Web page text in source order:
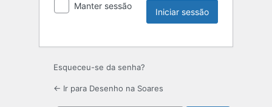
Manter sessão
Esqueceu-se da senha?
← Ir para Desenho na Soares